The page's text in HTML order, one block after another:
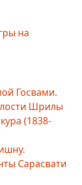
на
Госвами.
Шрилы
(1838-
Сарасвати